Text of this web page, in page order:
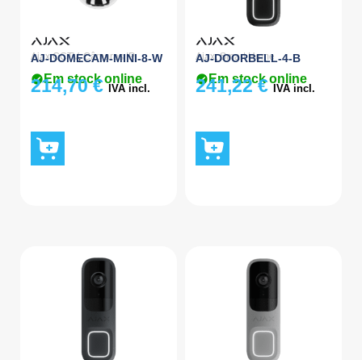
Ajax CCTV,Câmaras IP
AJ-DOMECAM-MINI-8-W
Em stock online
214,70€ IVA incl.
Ajax,Smart Home
AJ-DOORBELL-4-B
Em stock online
241,22€ IVA incl.